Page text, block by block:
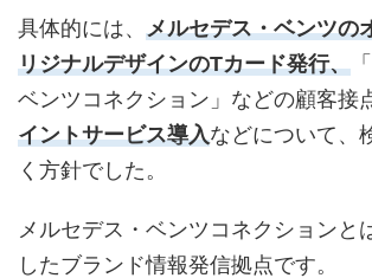
具体的には、 メルセデス・ベンツの
リジナルデザインのTカード発行、
ベンツコネクション」などの顧客接
イントサービス導入などについて、
く方針でした。
メルセデス・ベンツコネクションと
したブランド情報発信拠点です。